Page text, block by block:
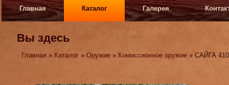
Главная Каталог Галерея
Вы здесь
Главная » Каталог »Оружие » Комиссионное оружие » САЙГА